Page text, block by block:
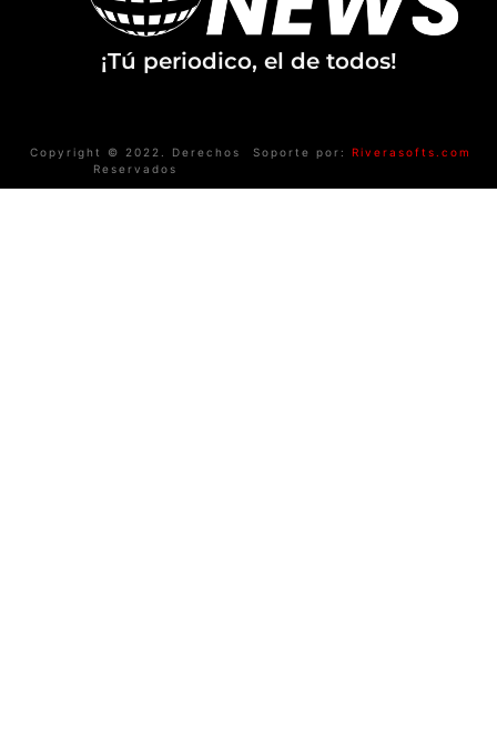
¡Tú periodico, el de todos!
Copyright © 2022. Derechos
Reservados
Soporte por: Riverasofts.com